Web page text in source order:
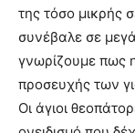
της τόσο μικρής
συνέβαλε σε
γνωρίζουμε πως
προσευχής των
Οι άγιοι